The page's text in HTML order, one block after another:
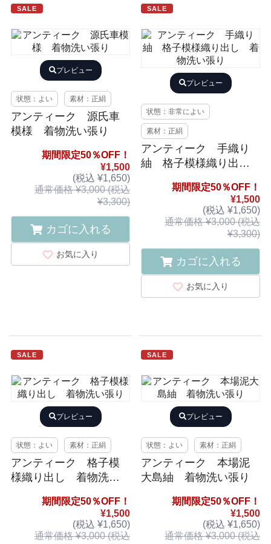
SALE
プレビュー
状態：よい 素材：正絹
アンティーク 源氏車
模様 着物洗い張り
期間限定50％OFF！
¥1,500
(税込 ¥1,650)
通常価格 ¥3,000 (税込
¥3,300)
カゴに入れる
お気に入り
SALE
プレビュー
状態：非常によい
素材：正絹
アンティーク 手織り
紬 格子模様織り出
期間限定50％OFF！
¥1,500
(税込 ¥1,650)
通常価格 ¥3,000 (税込
¥3,300)
カゴに入れる
お気に入り
SALE
プレビュー
状態：よい 素材：正絹
アンティーク 格子模
様織り出し 着物洗い
期間限定50％OFF！
¥1,500
(税込 ¥1,650)
通常価格 ¥3,000 (税込
SALE
プレビュー
状態：よい 素材：正絹
アンティーク 本場泥
大島紬 着物洗い張り
期間限定50％OFF！
¥1,500
(税込 ¥1,650)
通常価格 ¥3,000 (税込